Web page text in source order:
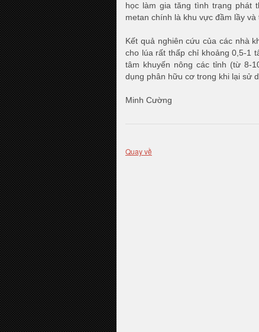
học làm gia tăng tình trạng phát
metan chính là khu vực đầm lầy
Kết quả nghiên cứu của các nhà
cho lúa rất thấp chỉ khoảng 0,5-1
tâm khuyến nông các tỉnh (từ 8-
dụng phân hữu cơ trong khi lại sử
Minh Cường
Quay về